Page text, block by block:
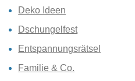
Deko Ideen
Dschungelfest
Entspannungsrätsel
Familie & Co.